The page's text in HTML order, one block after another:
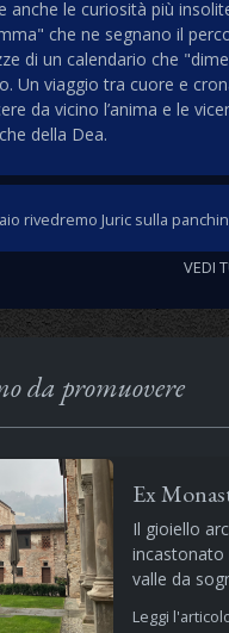
anche le curiosità più
che ne segnano il
di un calendario che
Un viaggio tra cuore e
da vicino l’anima e le
della Dea.
rivedremo Juric sulla
VEDI
da promuovere
Ex
Il gioiello
incastonato
valle da
Leggi